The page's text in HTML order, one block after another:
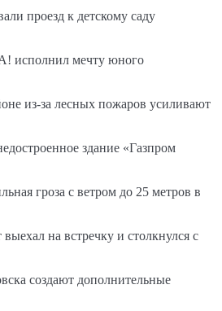
проезд к детскому саду
исполнил мечту юного
из-за лесных пожаров усиливают
здание «Газпром
гроза с ветром до 25 метров в
на встречку и столкнулся с
создают дополнительные